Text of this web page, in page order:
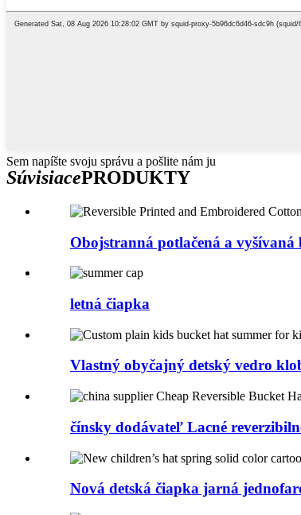
Sem napíšte svoju správu a pošlite nám ju
SúvisiacePRODUKTY
Obojstranná potlačená a vyšívaná
letná čiapka
Vlastný obyčajný detský vedro
čínsky dodávateľ Lacné
Nová detská čiapka jarná